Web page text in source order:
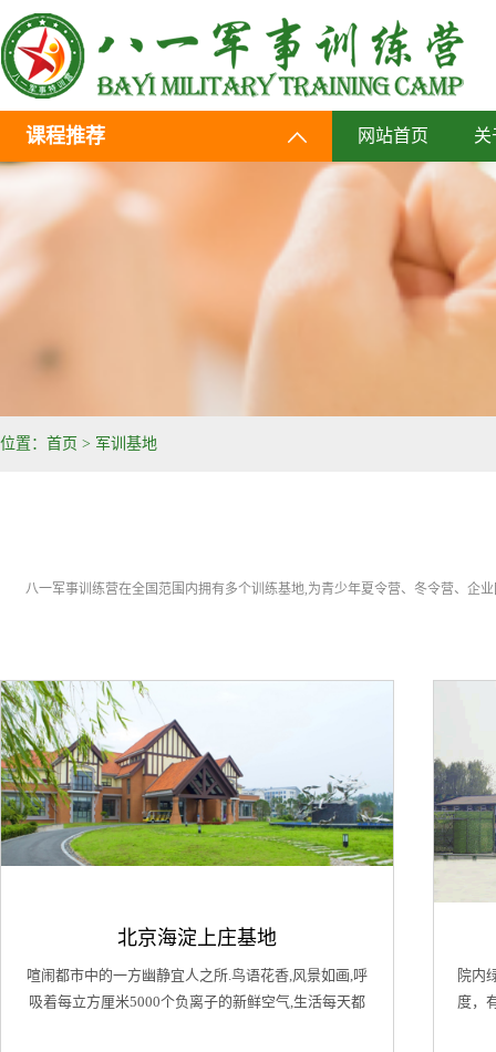
课程推荐 网站首页 关
位置： 首页 > 军训基地
八一军事训练营在全国范围内拥有多个训练基地,为青少年夏令营、冬令营、企
北京海淀上庄基地
喧闹都市中的一方幽静宜人之所.鸟语花香,风景如画,呼
吸着每立方厘米5000个负离子的新鲜空气,生活每天都
院内
度，